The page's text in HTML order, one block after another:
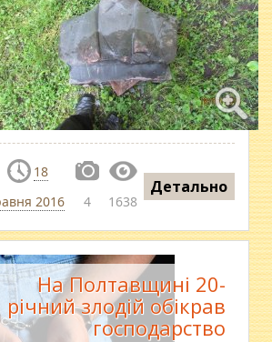
18
2016
4 1638
Детально
На Полтавщині 20-
річний злодій обікрав
господарство